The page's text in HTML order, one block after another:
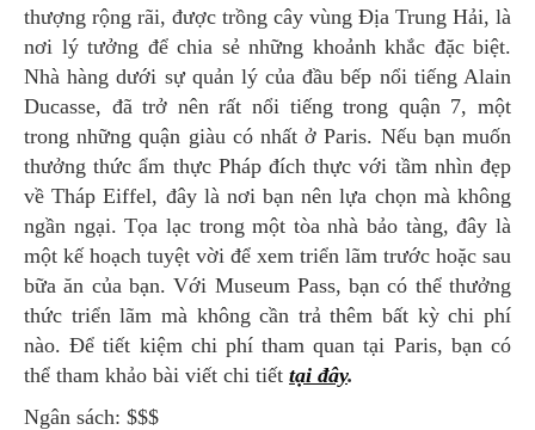
thượng rộng rãi, được trồng cây vùng Địa Trung Hải, là
nơi lý tưởng để chia sẻ những khoảnh khắc đặc biệt.
Nhà hàng dưới sự quản lý của đầu bếp nổi tiếng Alain
Ducasse, đã trở nên rất nổi tiếng trong quận 7, một
trong những quận giàu có nhất ở Paris. Nếu bạn muốn
thưởng thức ẩm thực Pháp đích thực với tầm nhìn đẹp
về Tháp Eiffel, đây là nơi bạn nên lựa chọn mà không
ngần ngại. Tọa lạc trong một tòa nhà bảo tàng, đây là
một kế hoạch tuyệt vời để xem triển lãm trước hoặc sau
bữa ăn của bạn. Với Museum Pass, bạn có thể thưởng
thức triển lãm mà không cần trả thêm bất kỳ chi phí
nào. Để tiết kiệm chi phí tham quan tại Paris, bạn có
thể tham khảo bài viết chi tiết tại đây.
Ngân sách: $$$